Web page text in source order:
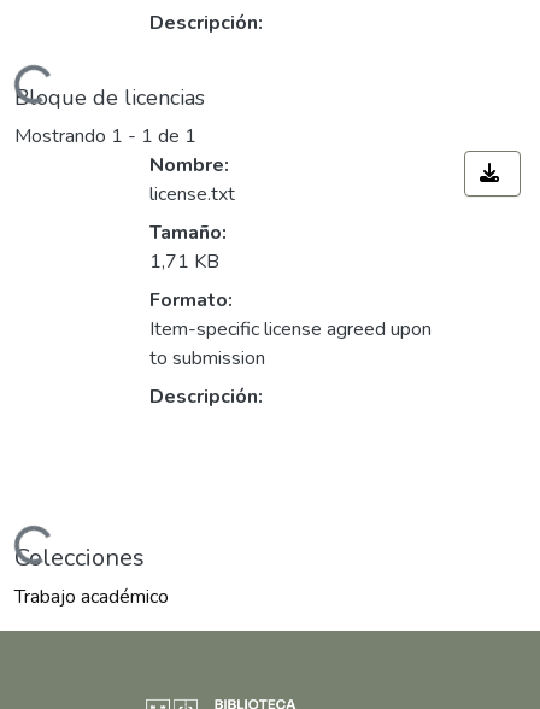
Descripción:
Bloque de licencias
Mostrando 1 - 1 de 1
Nombre:
license.txt
Tamaño:
1,71 KB
Formato:
Item-specific license agreed upon
to submission
Descripción:
Colecciones
Trabajo académico